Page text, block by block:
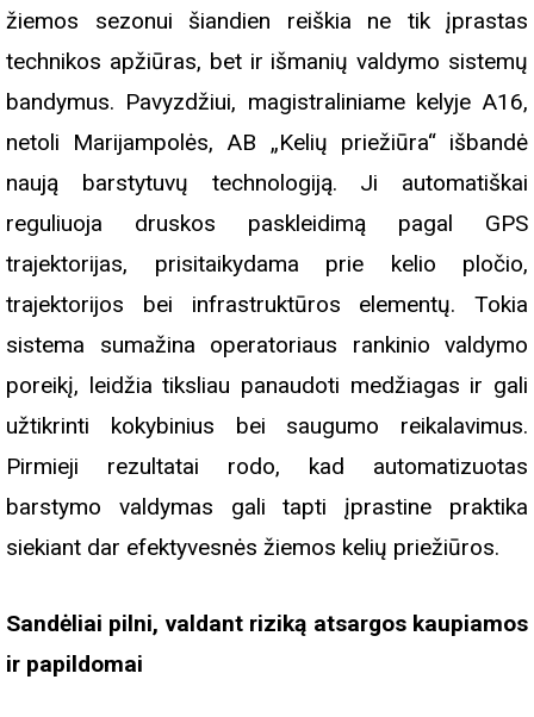
žiemos sezonui šiandien reiškia ne tik įprastas
technikos apžiūras, bet ir išmanių valdymo sistemų
bandymus. Pavyzdžiui, magistraliniame kelyje A16,
netoli Marijampolės, AB „Kelių priežiūra“ išbandė
naują barstytuvų technologiją. Ji automatiškai
reguliuoja druskos paskleidimą pagal GPS
trajektorijas, prisitaikydama prie kelio pločio,
trajektorijos bei infrastruktūros elementų. Tokia
sistema sumažina operatoriaus rankinio valdymo
poreikį, leidžia tiksliau panaudoti medžiagas ir gali
užtikrinti kokybinius bei saugumo reikalavimus.
Pirmieji rezultatai rodo, kad automatizuotas
barstymo valdymas gali tapti įprastine praktika
siekiant dar efektyvesnės žiemos kelių priežiūros.
Sandėliai pilni, valdant riziką atsargos kaupiamos
ir papildomai